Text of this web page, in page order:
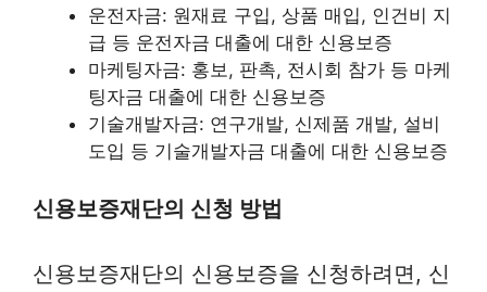
운전자금: 원재료 구입, 상품 매입, 인건비 지
급 등 운전자금 대출에 대한 신용보증
마케팅자금: 홍보, 판촉, 전시회 참가 등 마케
팅자금 대출에 대한 신용보증
기술개발자금: 연구개발, 신제품 개발, 설비
도입 등 기술개발자금 대출에 대한 신용보증
신용보증재단의 신청 방법
신용보증재단의 신용보증을 신청하려면, 신